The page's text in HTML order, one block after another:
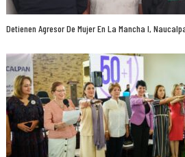
Detienen Agresor De Mujer En La Mancha I,